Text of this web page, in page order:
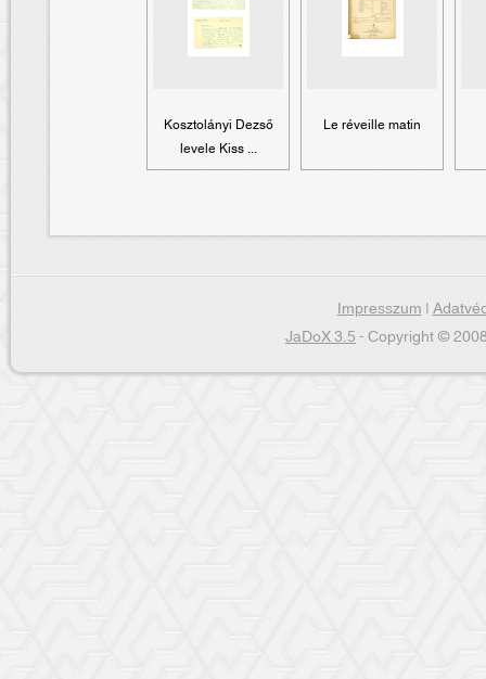
Kosztolányi Dezső
levele Kiss ...
Le réveille matin
Impresszum|
JaDoX 3.5- Copyright ©